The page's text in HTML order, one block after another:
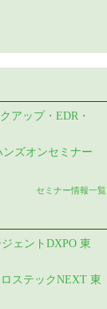
アップ・EDR・
ンズオンセミナー
セミナー情報一覧
ェントDXPO 東
ロステックNEXT 東